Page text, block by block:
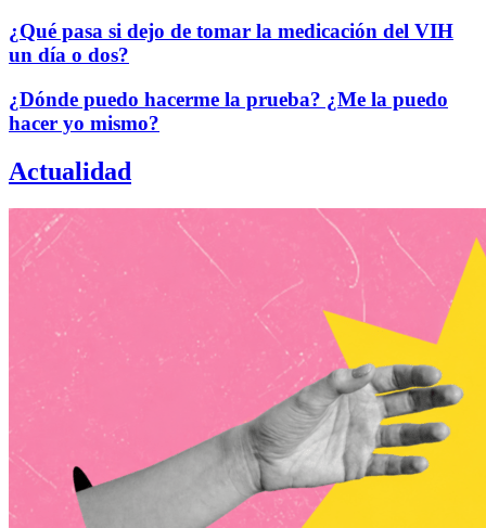
¿Qué pasa si dejo de tomar la medicación del VIH
un día o dos?
¿Dónde puedo hacerme la prueba? ¿Me la puedo
hacer yo mismo?
Actualidad